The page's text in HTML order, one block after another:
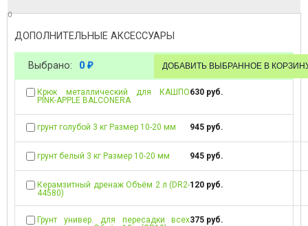
0
ДОПОЛНИТЕЛЬНЫЕ АКСЕССУАРЫ
Выбрано: 0 ₽
Крюк металлический для КАШПО
PINK-APPLE BALCONERA
630 руб.
грунт голубой 3 кг Размер 10-20 мм 945 руб.
грунт белый 3 кг Размер 10-20 мм 945 руб.
Керамзитный дренаж Объём 2 л (DR2-
44580)
120 руб.
Грунт универ. для пересадки всех375 руб.